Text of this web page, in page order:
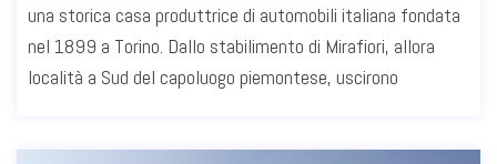
una storica casa produttrice di automobili italiana fondata
nel 1899 a Torino. Dallo stabilimento di Mirafiori, allora
località a Sud del capoluogo piemontese, uscirono